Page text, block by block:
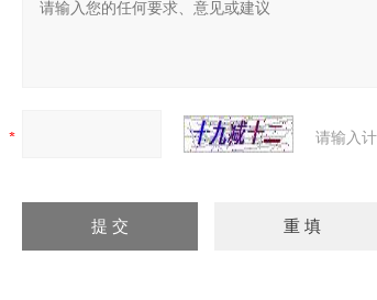
请输入